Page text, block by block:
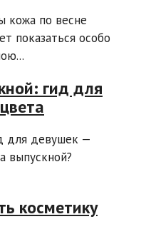
кожа по весне
показаться особо
гид для
для девушек —
выпускной?
косметику